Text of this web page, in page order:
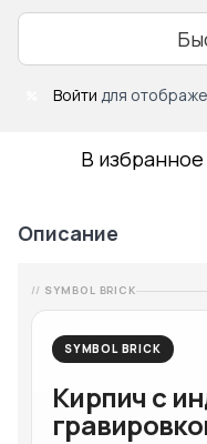
Войти для
В избранное
Описание
SYMBOL BRICK
SYMBOL BRICK
Кирпич с